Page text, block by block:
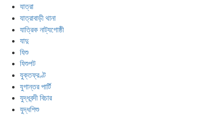
যাত্রা
যাত্রাবাড়ী থানা
যাত্রিক নাট্যগোষ্ঠী
যাদু
যিশু
যিশুপট
যুক্তফ্রণ্ট
যুগান্তর পার্টি
যুদ্ধবন্দী বিচার
যুদ্ধশিশু